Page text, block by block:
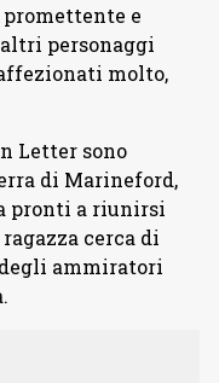
e
personaggi
molto,
Letter sono
di Marineford,
pronti a riunirsi
cerca di
ammiratori